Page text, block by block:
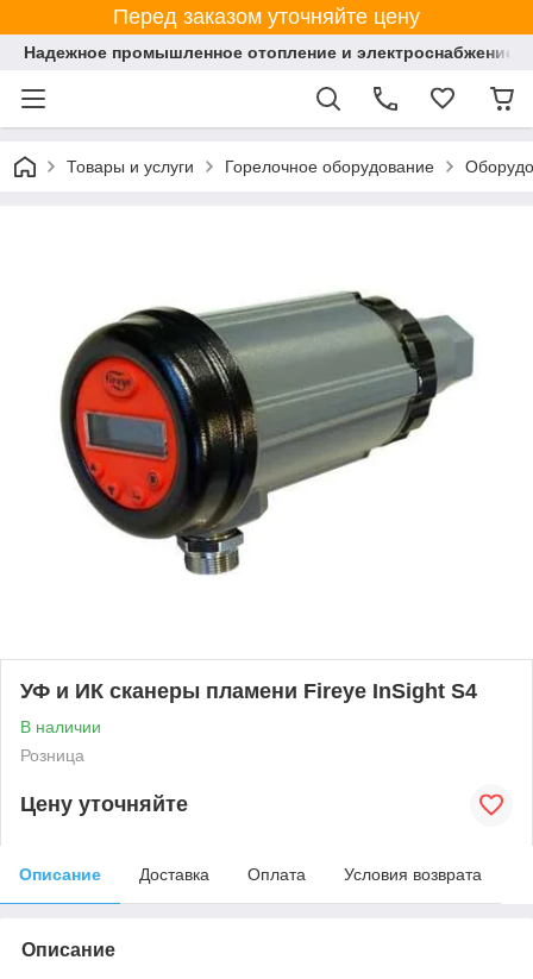
Перед заказом уточняйте цену
Надежное промышленное отопление и электроснабжение
Товары и услуги Горелочное оборудование
УФ и ИК сканеры пламени Fireye InSight S4
В наличии
Розница
Цену уточняйте
Описание Доставка Оплата Условия возврата
Описание